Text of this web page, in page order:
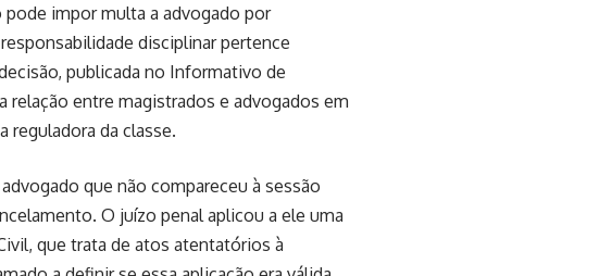
impor multa a advogado por
disciplinar pertence
publicada no Informativo de
relação entre magistrados e advogados em
reguladora da classe.
que não compareceu à sessão
O juízo penal aplicou a ele uma
que trata de atos atentatórios à